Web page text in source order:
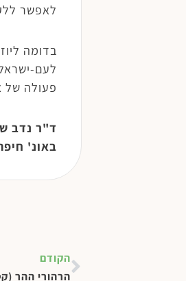
לאפשר
לעם-
פעולה של
ד"ר נדב
באונ'
הקודם
הרהורי ההר